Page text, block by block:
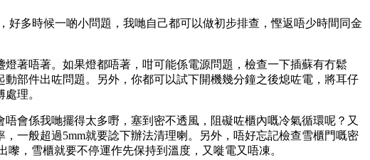
多時候一啲小問題，我哋自己都可以做初步排查，慳返唔少時間同金
著唔著。如果燈都唔著，咁可能係電源問題，檢查一下插蘇有冇鬆
部件出咗問題。另外，你都可以試下開機幾分鐘之後熄咗電，將耳仔
理。
會係我哋擺得太多嘢，塞到密不透風，阻礙咗櫃內嘅冷氣循環呢？又
一般超過5mm就要諗下辦法清理喇。另外，唔好忘記檢查雪櫃門嘅密
，雪櫃就要不停運作先保持到溫度，又嘥電又唔凍。